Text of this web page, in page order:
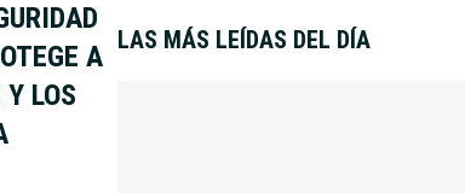
A
LOS
LAS MÁS LEÍDAS DEL DÍA